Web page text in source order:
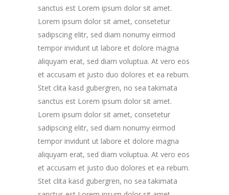
sanctus est Lorem ipsum dolor sit amet.
Lorem ipsum dolor sit amet, consetetur
sadipscing elitr, sed diam nonumy eirmod
tempor invidunt ut labore et dolore magna
aliquyam erat, sed diam voluptua. At vero eos
et accusam et justo duo dolores et ea rebum.
Stet clita kasd gubergren, no sea takimata
sanctus est Lorem ipsum dolor sit amet.
Lorem ipsum dolor sit amet, consetetur
sadipscing elitr, sed diam nonumy eirmod
tempor invidunt ut labore et dolore magna
aliquyam erat, sed diam voluptua. At vero eos
et accusam et justo duo dolores et ea rebum.
Stet clita kasd gubergren, no sea takimata